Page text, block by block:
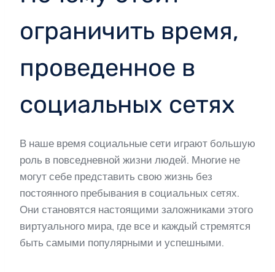
ограничить время,
проведенное в
социальных сетях
В наше время социальные сети играют большую
роль в повседневной жизни людей. Многие не
могут себе представить свою жизнь без
постоянного пребывания в социальных сетях.
Они становятся настоящими заложниками этого
виртуального мира, где все и каждый стремятся
быть самыми популярными и успешными.